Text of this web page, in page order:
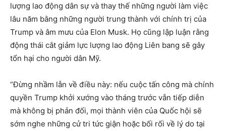
lượng lao động dân sự và thay thế những người làm việc
lâu năm bằng những người trung thành với chính trị của
Trump và âm mưu của Elon Musk. Họ cũng lập luận rằng
động thái cắt giảm lực lượng lao động Liên bang sẽ gây
tổn hại cho người dân Mỹ.
“Đừng nhầm lẫn về điều này: nếu cuộc tấn công mà chính
quyền Trump khởi xướng vào tháng trước vẫn tiếp diễn
mà không bị phản đối, mọi thành viên của Quốc hội sẽ
sớm nghe những cử tri tức giận hoặc bối rối về lý do tại